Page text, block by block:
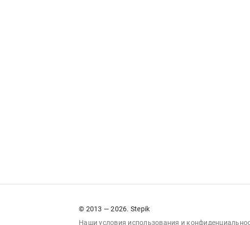
© 2013 — 2026. Stepik
Наши условия использования и